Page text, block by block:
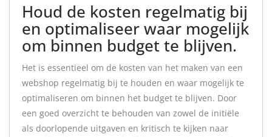
Houd de kosten regelmatig bij
en optimaliseer waar mogelijk
om binnen budget te blijven.
Het is essentieel om de kosten van het maken van een
webshop regelmatig bij te houden en waar mogelijk te
optimaliseren om binnen het budget te blijven. Door
een goed overzicht te behouden van zowel de initiële
als doorlopende uitgaven en kritisch te kijken naar